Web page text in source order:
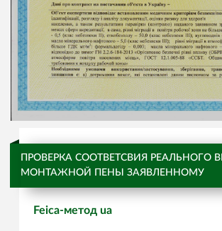
ПРОВЕРКА СООТВЕТСВИЯ РЕАЛЬНОГО
МОНТАЖНОЙ ПЕНЫ ЗАЯВЛЕННОМУ
Feica-метод ua